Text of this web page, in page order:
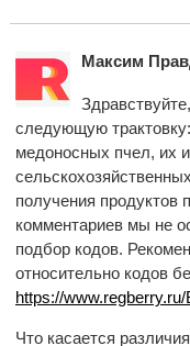
Максим
следующую
медоносных пчел, их
получения продуктов
комментариев мы не
подбор кодов.
относительно кодов
https://
Что касается